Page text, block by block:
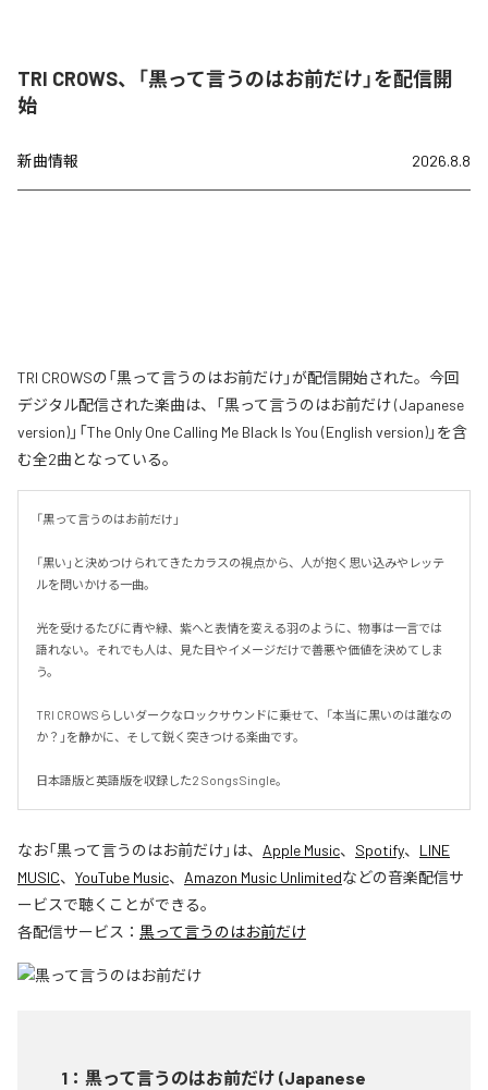
TRI CROWS、「黒って言うのはお前だけ」を配信開
始
新曲情報 2026.8.8
TRI CROWSの「黒って言うのはお前だけ」が配信開始された。今回
デジタル配信された楽曲は、「黒って言うのはお前だけ (Japanese
version)」「The Only One Calling Me Black Is You (English version)」を含
む全2曲となっている。
「黒って言うのはお前だけ」
「黒い」と決めつけられてきたカラスの視点から、人が抱く思い込みやレッテ
ルを問いかける一曲。
光を受けるたびに青や緑、紫へと表情を変える羽のように、物事は一言では
語れない。それでも人は、見た目やイメージだけで善悪や価値を決めてしま
う。
TRI CROWSらしいダークなロックサウンドに乗せて、「本当に黒いのは誰なの
か？」を静かに、そして鋭く突きつける楽曲です。
日本語版と英語版を収録した2 Songs Single。
なお「黒って言うのはお前だけ」は、 Apple Music、 Spotify、 LINE
MUSIC、 YouTube Music、 Amazon Music Unlimitedなどの音楽配信サ
ービスで聴くことができる。
各配信サービス： 黒って言うのはお前だけ
1 ： 黒って言うのはお前だけ (Japanese